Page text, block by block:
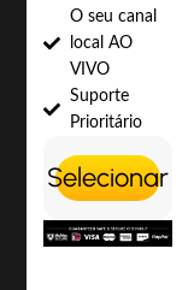
O seu canal
local AO
VIVO
Suporte
Prioritário
Selecionar